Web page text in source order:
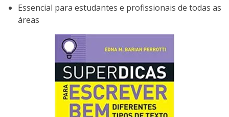
Essencial para estudantes e profissionais de todas as
áreas